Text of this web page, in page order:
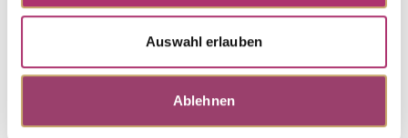
Auswahl erlauben
Ablehnen
Weitere Stücke entdecken.